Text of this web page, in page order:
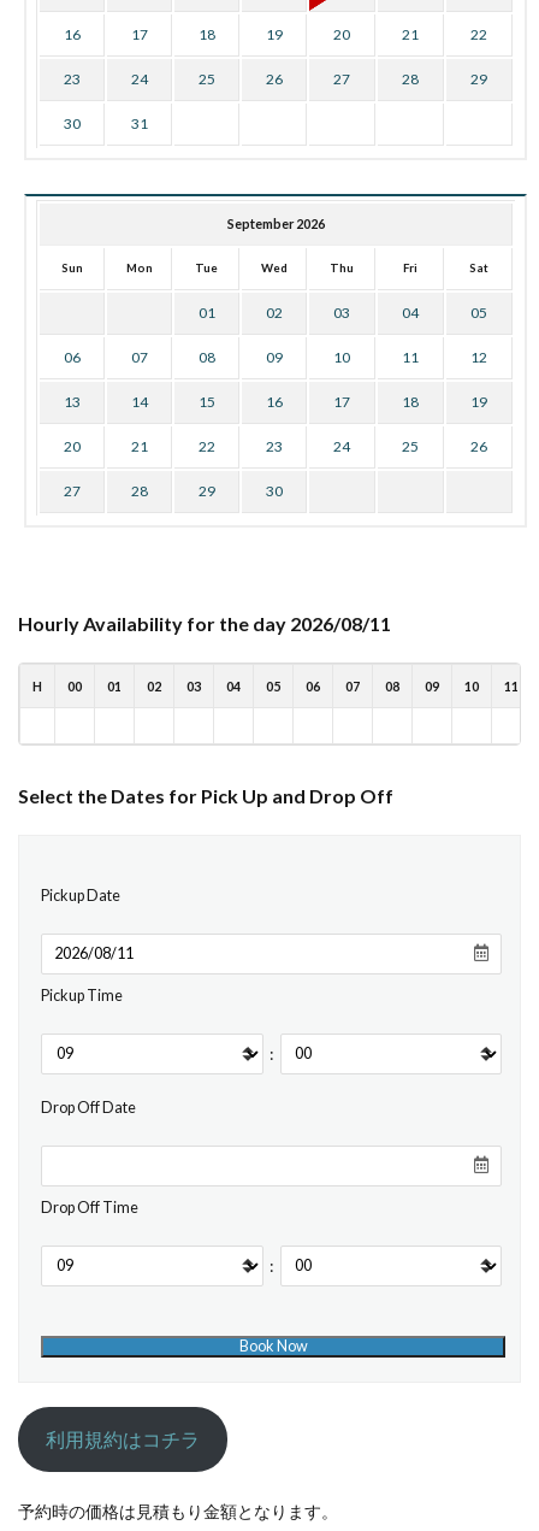
16 17 18 19 20 21 22
23 24 25 26 27 28 29
30 31
September 2026
Sun Mon Tue Wed Thu Fri Sat
01 02 03 04 05
06 07 08 09 10 11 12
13 14 15 16 17 18 19
20 21 22 23 24 25 26
27 28 29 30
Hourly Availability for the day 2026/08/11
H 00 01 02 03 04 05 06 07 08 09 10 11
Select the Dates for Pick Up and Drop Off
Pickup Date
Pickup Time
:
Drop Off Date
Drop Off Time
:
利用規約はコチラ
予約時の価格は見積もり金額となります。